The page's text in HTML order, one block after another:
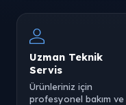
Uzman Teknik
Servis
Ürünleriniz için
profesyonel bakım ve